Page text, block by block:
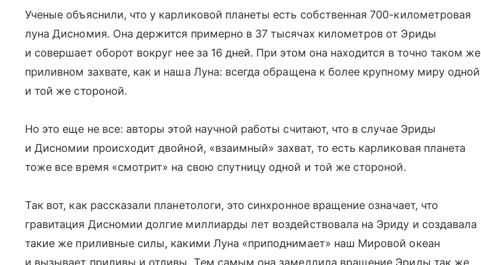
Ученые объяснили, что у карликовой планеты есть собственная 700-километровая
луна Дисномия. Она держится примерно в 37 тысячах километров от Эриды
и совершает оборот вокруг нее за 16 дней. При этом она находится в точно таком же
приливном захвате, как и наша Луна: всегда обращена к более крупному миру одной
и той же стороной.
Но это еще не все: авторы этой научной работы считают, что в случае Эриды
и Дисномии происходит двойной, «взаимный» захват, то есть карликовая планета
тоже все время «смотрит» на свою спутницу одной и той же стороной.
Так вот, как рассказали планетологи, это синхронное вращение означает, что
гравитация Дисномии долгие миллиарды лет воздействовала на Эриду и создавала
такие же приливные силы, какими Луна «приподнимает» наш Мировой океан
и вызывает приливы и отливы. Тем самым она замедлила вращение Эриды так же,